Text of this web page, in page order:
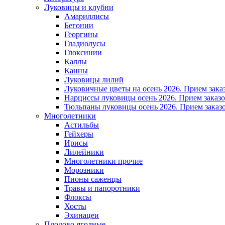
Луковицы и клубни
Амариллисы
Бегонии
Георгины
Гладиолусы
Глоксинии
Каллы
Канны
Луковицы лилий
Луковичные цветы на осень 2026. Прием
Нарциссы луковицы осень 2026. Прием
Тюльпаны луковицы осень 2026. Прием
Многолетники
Астильбы
Гейхеры
Ирисы
Лилейники
Многолетники прочие
Морозники
Пионы саженцы
Травы и папоротники
Флоксы
Хосты
Эхинацеи